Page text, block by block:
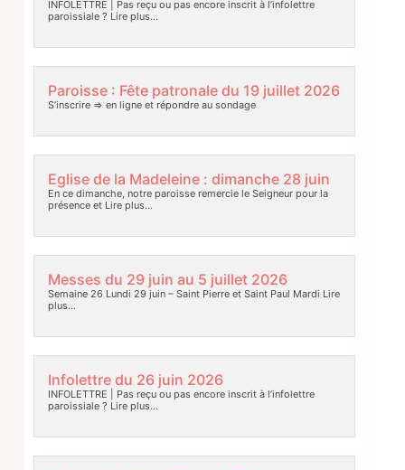
INFOLETTRE | Pas reçu ou pas encore inscrit à l’infolettre
paroissiale ? Lire plus…
Paroisse : Fête patronale du 19 juillet 2026
S’inscrire => en ligne et répondre au sondage
Eglise de la Madeleine : dimanche 28 juin
En ce dimanche, notre paroisse remercie le Seigneur pour la
présence etLire plus…
Messes du 29 juin au 5 juillet 2026
Semaine 26 Lundi 29 juin – Saint Pierre et Saint Paul Mardi Lire
plus…
Infolettre du 26 juin 2026
INFOLETTRE | Pas reçu ou pas encore inscrit à l’infolettre
paroissiale ? Lire plus…